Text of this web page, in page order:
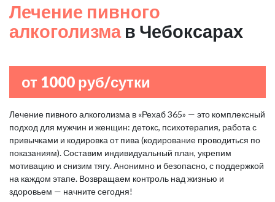
Лечение пивного
алкоголизма в Чебоксарах
от 1000 руб/сутки
Лечение пивного алкоголизма в «Рехаб 365» — это комплексный
подход для мужчин и женщин: детокс, психотерапия, работа с
привычками и кодировка от пива (кодирование проводиться по
показаниям). Составим индивидуальный план, укрепим
мотивацию и снизим тягу. Анонимно и безопасно, с поддержкой
на каждом этапе. Возвращаем контроль над жизнью и
здоровьем — начните сегодня!